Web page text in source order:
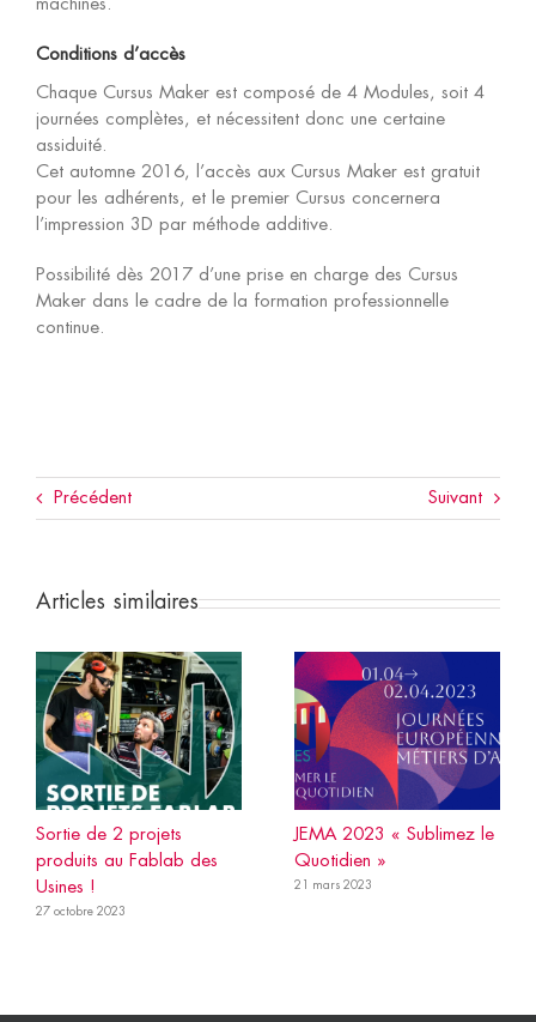
machines.
Conditions d’accès
Chaque Cursus Maker est composé de 4 Modules, soit 4
journées complètes, et nécessitent donc une certaine
assiduité.
Cet automne 2016, l’accès aux Cursus Maker est gratuit
pour les adhérents, et le premier Cursus concernera
l’impression 3D par méthode additive.
Possibilité dès 2017 d’une prise en charge des Cursus
Maker dans le cadre de la formation professionnelle
continue.
Précédent Suivant
Articles similaires
Sortie de 2 projets
produits au Fablab des
Usines !
27 octobre 2023
JEMA 2023 « Sublimez le
Quotidien »
21 mars 2023